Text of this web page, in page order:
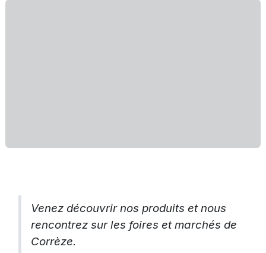
Venez découvrir nos produits et nous
rencontrez sur les foires et marchés de
Corrèze.